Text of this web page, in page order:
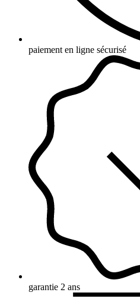
paiement en ligne sécurisé
garantie 2 ans